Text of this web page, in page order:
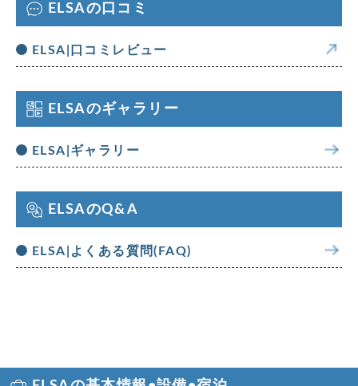
ELSAの口コミ
ELSA|口コミレビュー
ELSAのギャラリー
ELSA|ギャラリー
ELSAのQ&A
ELSA|よくある質問(FAQ)